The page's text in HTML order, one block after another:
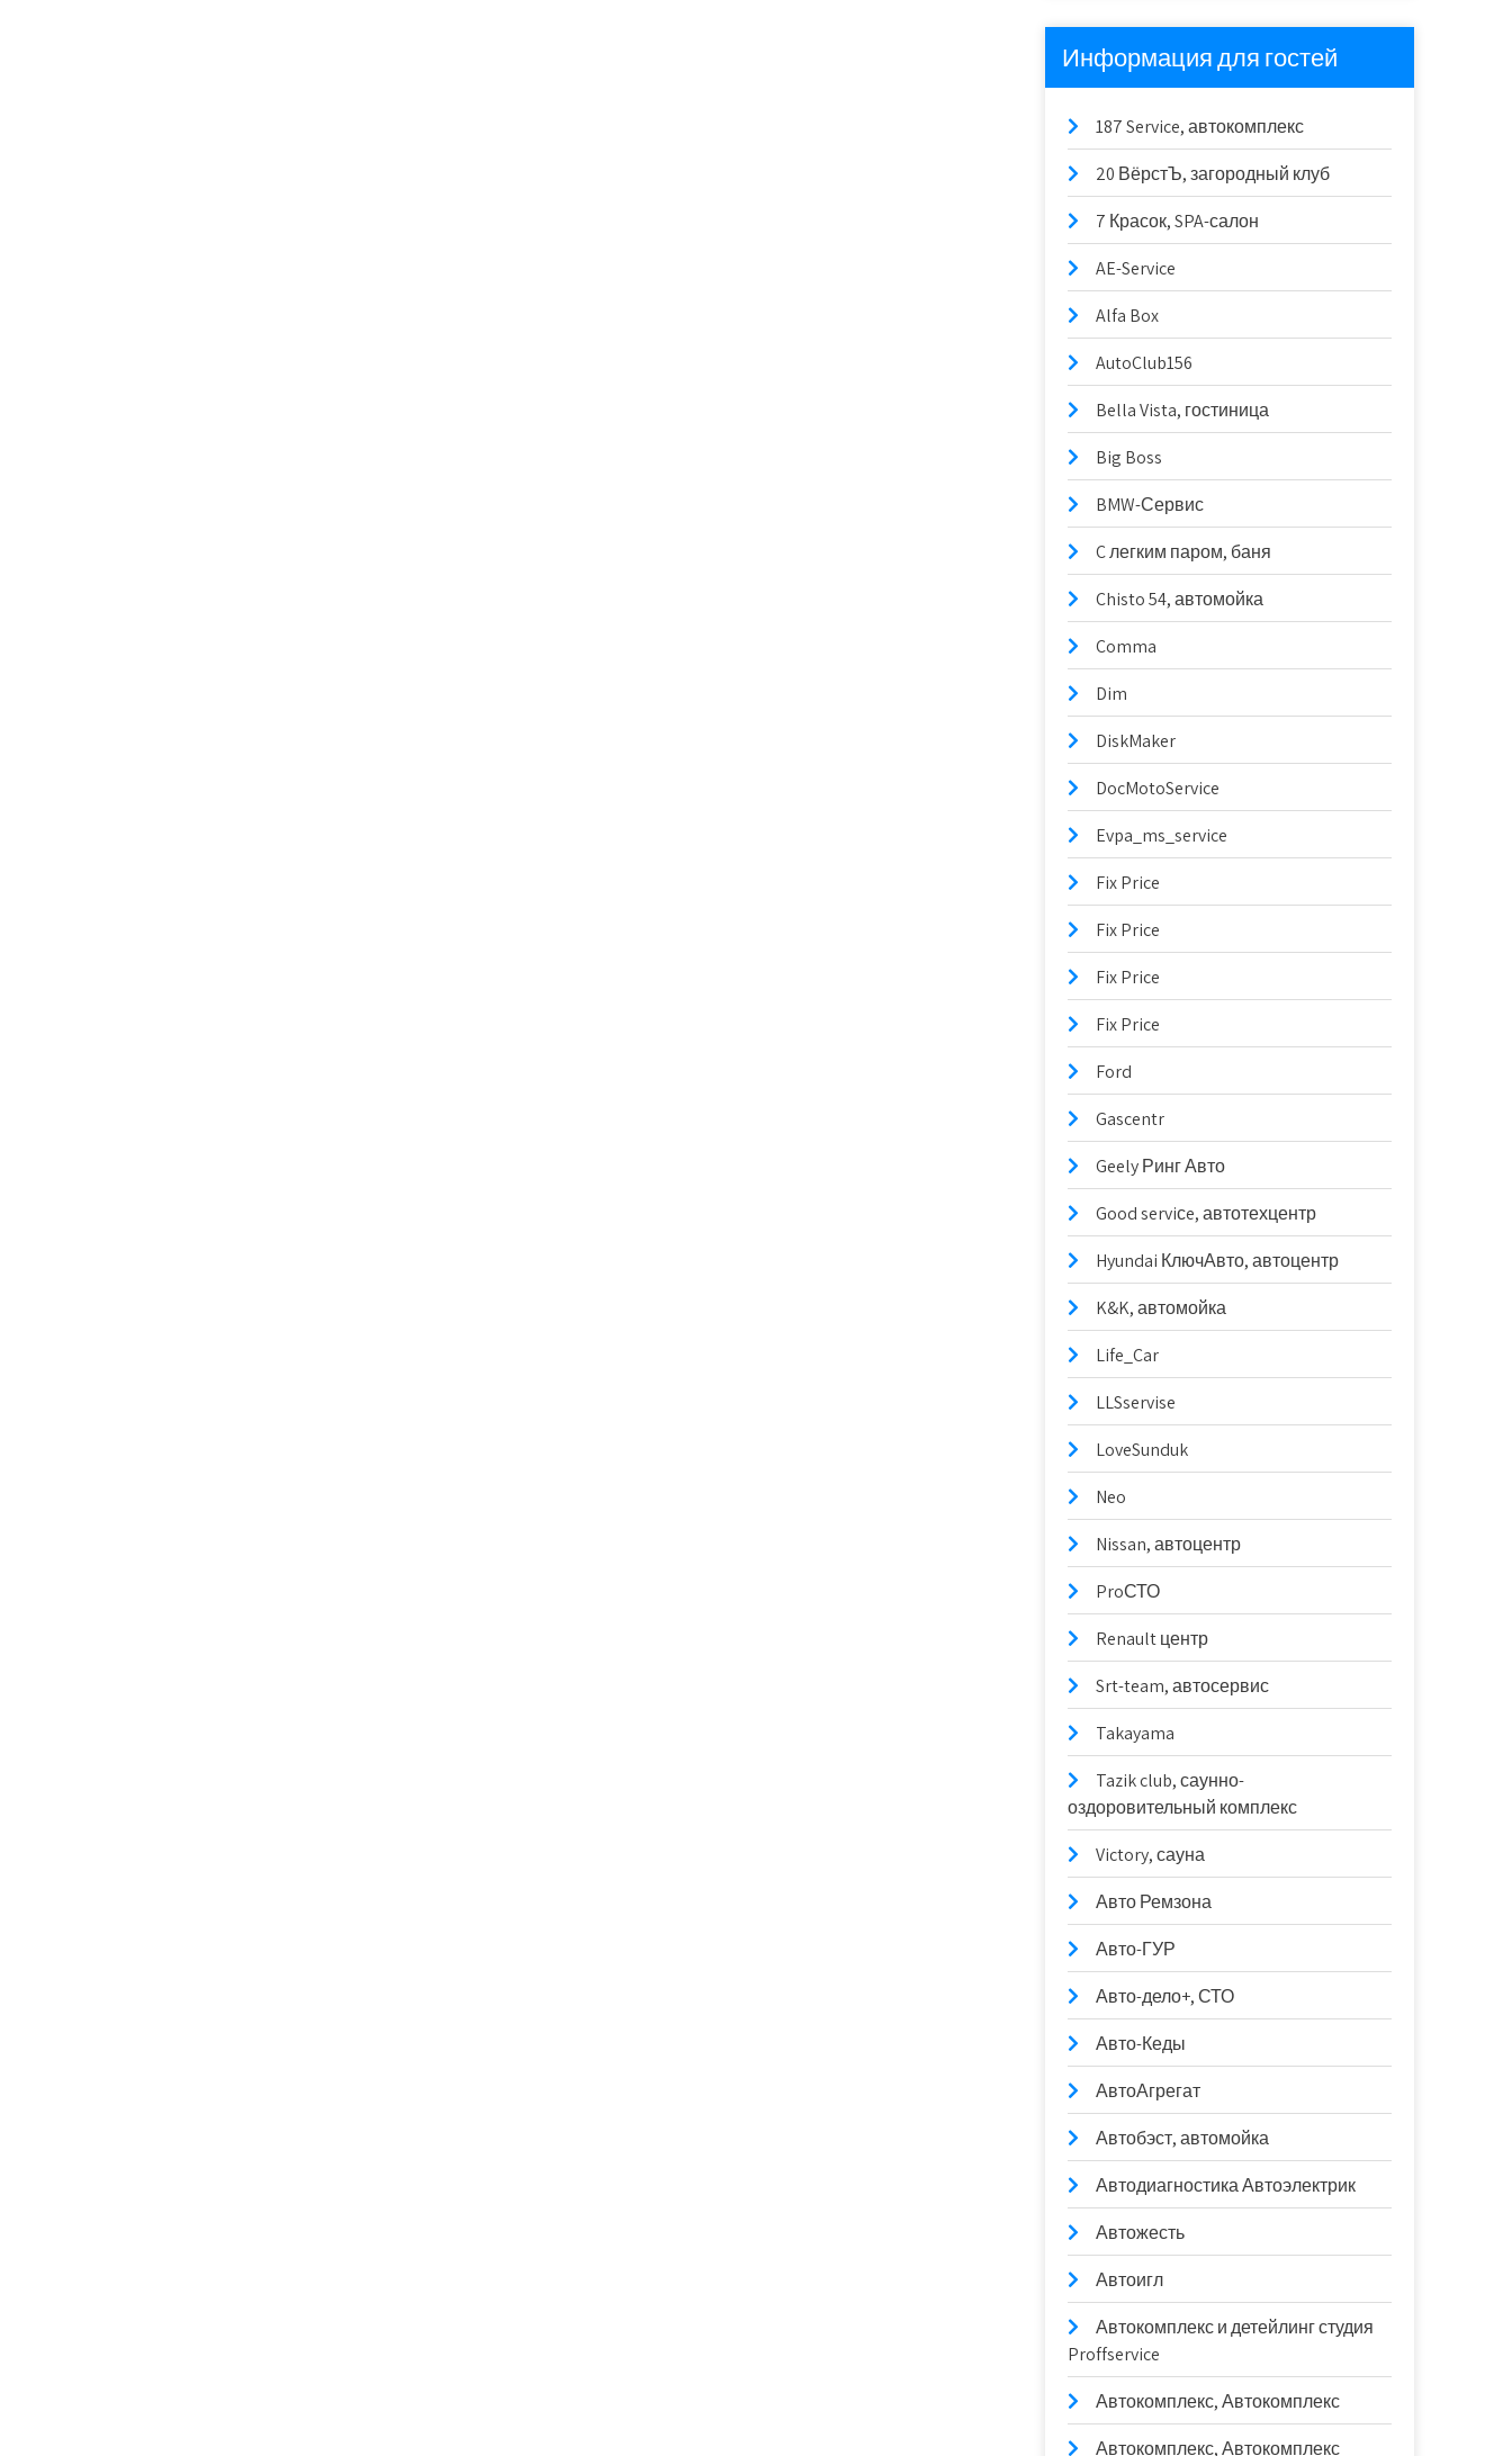
Информация для гостей
187 Service, автокомплекс
20 ВёрстЪ, загородный клуб
7 Красок, SPA-салон
AE-Service
Alfa Box
AutoClub156
Bella Vista, гостиница
Big Boss
BMW-Сервис
C легким паром, баня
Chisto 54, автомойка
Comma
Dim
DiskMaker
DocMotoService
Evpa_ms_service
Fix Price
Fix Price
Fix Price
Fix Price
Ford
Gascentr
Geely Ринг Авто
Good serviсe, автотехцентр
Hyundai КлючАвто, автоцентр
K&K, автомойка
Life_Car
LLSservise
LoveSunduk
Neo
Nissan, автоцентр
ProСТО
Renault центр
Srt-team, автосервис
Takayama
Tazik club, саунно-
оздоровительный комплекс
Victory, сауна
Авто Ремзона
Авто-ГУР
Авто-дело+, СТО
Авто-Кеды
АвтоАгрегат
Автобэст, автомойка
Автодиагностика Автоэлектрик
Автожесть
Автоигл
Автокомплекс и детейлинг студия
Proffservice
Автокомплекс, Автокомплекс
Автокомплекс, Автокомплекс